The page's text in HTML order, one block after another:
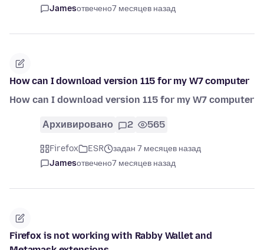
Jamesотвечено7 месяцев назад
How can I download version 115 for my W7 computer
How can I download version 115 for my W7 computer
Архивировано 2 565
Firefox ESR
задан 7 месяцев назад
Jamesотвечено7 месяцев назад
Firefox is not working with Rabby Wallet and